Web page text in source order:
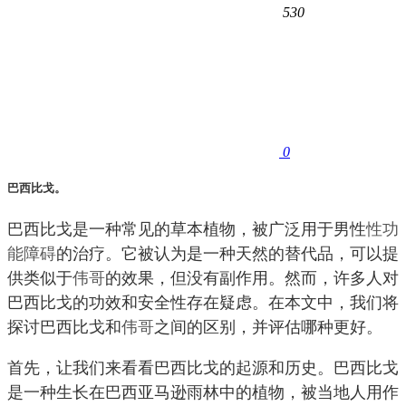
530
0
巴西比戈。
巴西比戈是一种常见的草本植物，被广泛用于男性性功
能障碍的治疗。它被认为是一种天然的替代品，可以提
供类似于伟哥的效果，但没有副作用。然而，许多人对
巴西比戈的功效和安全性存在疑虑。在本文中，我们将
探讨巴西比戈和伟哥之间的区别，并评估哪种更好。
首先，让我们来看看巴西比戈的起源和历史。巴西比戈
是一种生长在巴西亚马逊雨林中的植物，被当地人用作